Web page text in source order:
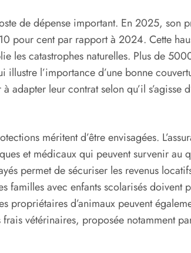
de dépense important. En 2025, son
pour cent par rapport à 2024. Cette
les catastrophes naturelles. Plus de
l’importance d’une bonne
leur contrat selon qu’il s’agisse
méritent d’être envisagées.
et médicaux qui peuvent survenir au
permet de sécuriser les revenus
avec enfants scolarisés doivent
propriétaires d’animaux peuvent
vétérinaires, proposée notamment